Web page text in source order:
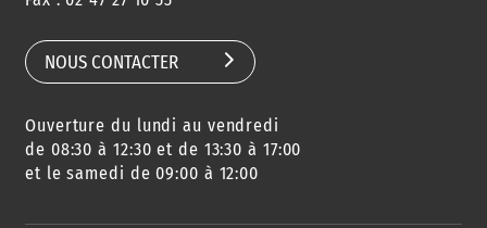
NOUS CONTACTER
Ouverture du lundi au vendredi
de 08:30 à 12:30 et de 13:30 à 17:00
et le samedi de 09:00 à 12:00